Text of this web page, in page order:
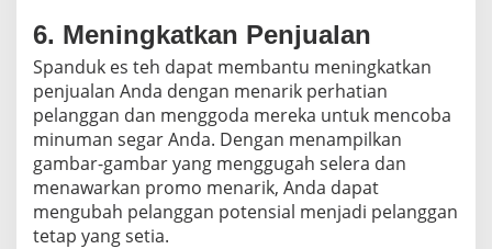
6. Meningkatkan Penjualan
Spanduk es teh dapat membantu meningkatkan
penjualan Anda dengan menarik perhatian
pelanggan dan menggoda mereka untuk mencoba
minuman segar Anda. Dengan menampilkan
gambar-gambar yang menggugah selera dan
menawarkan promo menarik, Anda dapat
mengubah pelanggan potensial menjadi pelanggan
tetap yang setia.